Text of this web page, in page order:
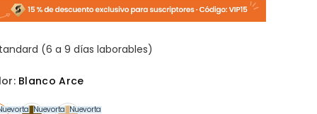
Ropa Sucia Baules Ottoman
(6 a 9 días laborables)
Blanco Arce
oferta En oferta
Nuevo En oferta
Nuevo